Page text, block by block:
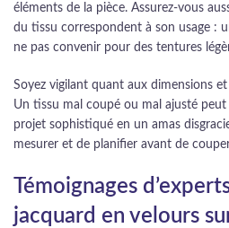
éléments de la pièce. Assurez-vous
du tissu correspondent à son usage :
ne pas convenir pour des tentures
Soyez vigilant quant aux dimensions et
Un tissu mal coupé ou mal ajusté
projet sophistiqué en un amas
mesurer et de planifier avant de
Témoignages
jacquard en velours